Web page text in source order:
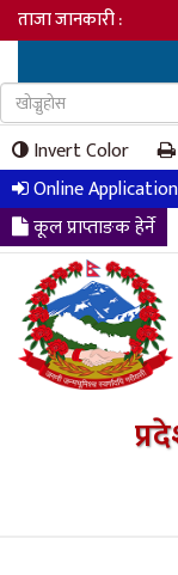
ताजा जानकारी :
Invert Color
Online Application
कूल प्राप्ताङक हेर्ने